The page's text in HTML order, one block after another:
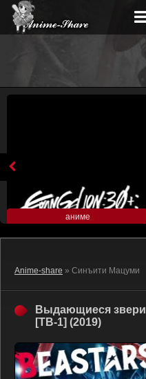
аниме
Anime-share » Синъити Мацуми
Выдающиеся звери
[ТВ-1] (2019)